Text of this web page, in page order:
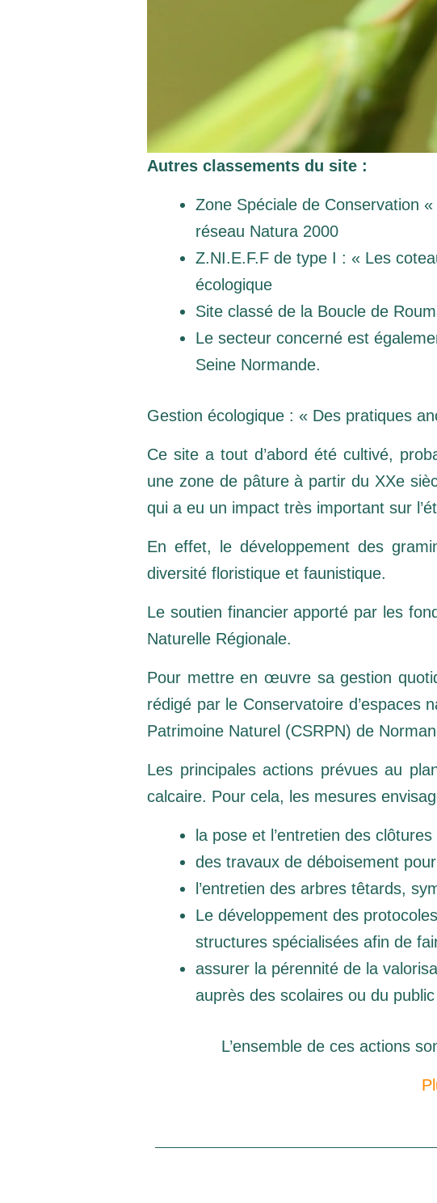
Réserve
Autres classements du site :
Zone Spéciale de Conservation
réseau Natura 2000
Z.NI.E.F.F de type I : « Les
écologique
Site classé de la Boucle de
Le secteur concerné est
Seine Normande.
Gestion écologique : « Des pratiques
Ce site a tout d’abord été cultivé,
une zone de pâture à partir du XXe
qui a eu un impact très important sur
En effet, le développement des
diversité floristique et faunistique.
Le soutien financier apporté par les
Naturelle Régionale.
Pour mettre en œuvre sa gestion
rédigé par le Conservatoire d’espaces
Patrimoine Naturel (CSRPN) de
Les principales actions prévues au
calcaire. Pour cela, les mesures
la pose et l’entretien des
des travaux de déboisement
l’entretien des arbres têtards,
Le développement des
structures spécialisées afin de
assurer la pérennité de la
auprès des scolaires ou du public
L’ensemble de ces actions